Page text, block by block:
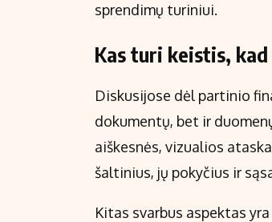
sprendimų turiniui.
Kas turi keistis,
Diskusijose dėl partinio
dokumentų, bet ir
aiškesnės, vizualios
šaltinius, jų pokyčius ir
Kitas svarbus aspektas